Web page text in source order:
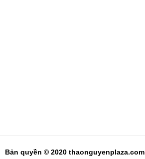
Bản quyền © 2020 thaonguyenplaza.com